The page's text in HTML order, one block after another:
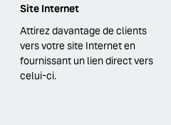
Site Internet
Attirez davantage de clients
vers votre site Internet en
fournissant un lien direct vers
celui-ci.